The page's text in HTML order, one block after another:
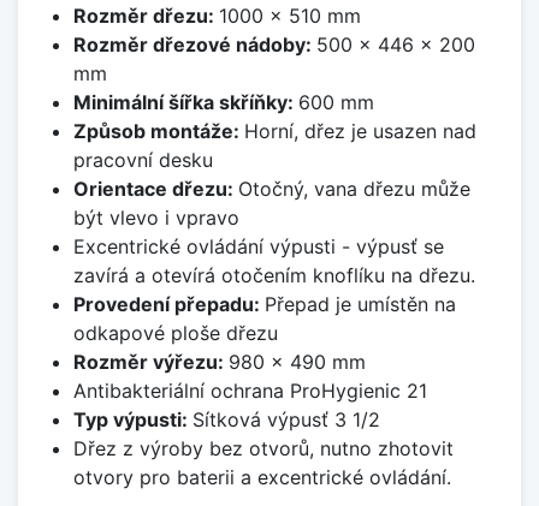
Rozměr dřezu: 1000 x 510 mm
Rozměr dřezové nádoby: 500 x 446 x 200
mm
Minimální šířka skříňky: 600 mm
Způsob montáže: Horní, dřez je usazen nad
pracovní desku
Orientace dřezu: Otočný, vana dřezu může
být vlevo i vpravo
Excentrické ovládání výpusti - výpusť se
zavírá a otevírá otočením knoflíku na dřezu.
Provedení přepadu: Přepad je umístěn na
odkapové ploše dřezu
Rozměr výřezu: 980 x 490 mm
Antibakteriální ochrana ProHygienic 21
Typ výpusti: Sítková výpusť 3 1/2
Dřez z výroby bez otvorů, nutno zhotovit
otvory pro baterii a excentrické ovládání.